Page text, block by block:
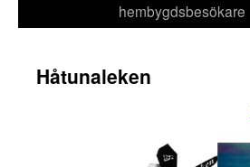
hembygdsbesökare
Håtunaleken